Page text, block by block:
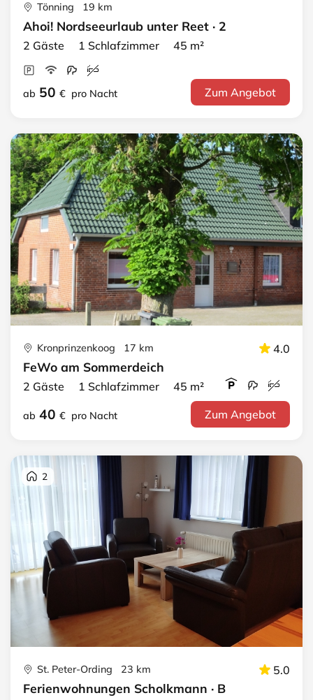
Tönning 19 km
Ahoi! Nordseeurlaub unter Reet · 2
2 Gäste 1 Schlafzimmer 45 m²
ab 50 € pro Nacht Zum Angebot
Kronprinzenkoog 17 km 4.0
FeWo am Sommerdeich
2 Gäste 1 Schlafzimmer 45 m²
ab 40 € pro Nacht Zum Angebot
2
St. Peter-Ording 23 km 5.0
Ferienwohnungen Scholkmann · B